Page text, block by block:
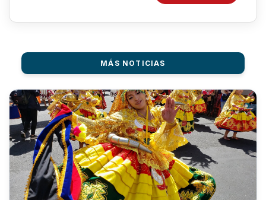
MÁS NOTICIAS